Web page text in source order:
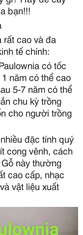
bạn!!!
rất cao và đa
tế chính:
có tốc
năm có thể cao
5-7 năm có thể
chu kỳ trồng
cho người trồng
đặc tính quý
cong vênh, cách
này thường
cao cấp, nhạc
vật liệu xuất